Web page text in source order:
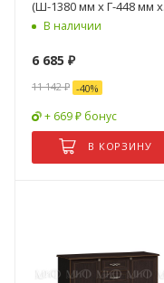
(Ш-1380 мм x Г-448 мм х
В-506 мм)
В наличии
6 685 ₽
11 142₽ -40%
+ 669 ₽ бонус
В КОРЗИНУ